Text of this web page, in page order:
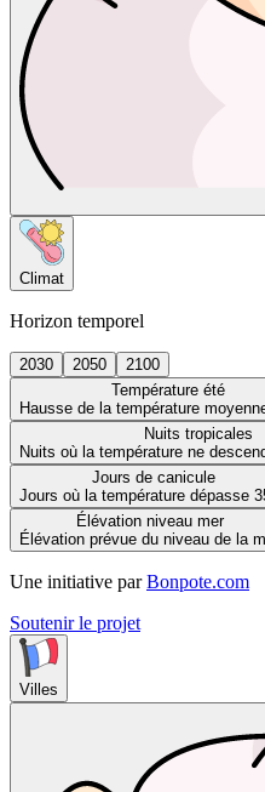
Climat
Horizon temporel
2030 2050
2100
Température été
Hausse de la température
Nuits tropicales
Nuits où la température ne
Jours de canicule
Jours où la température dépasse
Élévation niveau mer
Élévation prévue du niveau de la
Une initiative par Bonpote.com
Soutenir le projet
Villes